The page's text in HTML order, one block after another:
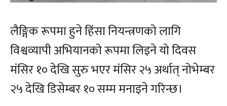
लैङ्गिक रूपमा हुने हिंसा नियन्त्रणको लागि
विश्वव्यापी अभियानको रूपमा लिइने यो दिवस
मंसिर १० देखि सुरु भएर मंसिर २५ अर्थात् नोभेम्बर
२५ देखि डिसेम्बर १० सम्म मनाइने गरिन्छ।